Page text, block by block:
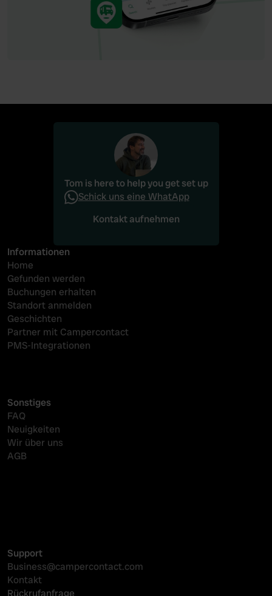
Tom is here to help you get set up
Schick uns eine WhatApp
Kontakt aufnehmen
Informationen
Home
Gefunden werden
Buchungen erhalten
Standort anmelden
Geschichten
Partner mit Campercontact
PMS-Integrationen
Sonstiges
FAQ
Neuigkeiten
Wir über uns
AGB
Support
Business@campercontact.com
Kontakt
Rückrufanfrage